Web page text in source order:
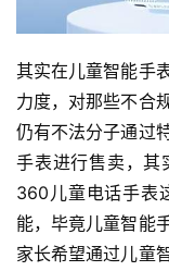
其实在儿童智能手
力度，对那些不合
仍有不法分子通过
手表进行售卖，其
360儿童电话手表
能，毕竟儿童智能
家长希望通过儿童